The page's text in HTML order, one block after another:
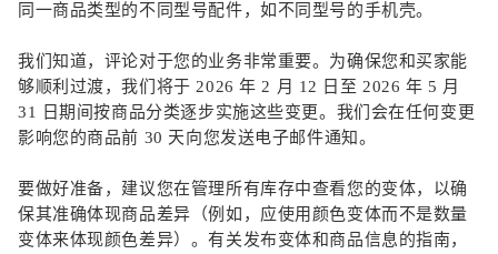
同一商品类型的不同型号配件，如不同型号的手机壳。
我们知道，评论对于您的业务非常重要。为确保您和买家能
够顺利过渡，我们将于 2026 年 2 月 12 日至 2026 年 5 月
31 日期间按商品分类逐步实施这些变更。我们会在任何变更
影响您的商品前 30 天向您发送电子邮件通知。
要做好准备，建议您在管理所有库存中查看您的变体，以确
保其准确体现商品差异（例如，应使用颜色变体而不是数量
变体来体现颜色差异）。有关发布变体和商品信息的指南，